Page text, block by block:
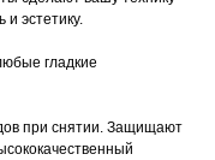
эстетику.
гладкие
при снятии. Защищают